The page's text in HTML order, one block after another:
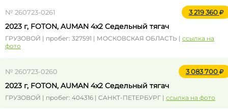
№ 260723-0261 3 219 360
2023 г, FOTON, AUMAN 4x2 Седельный тягач
ГРУЗОВОЙ | пробег: 327591 | МОСКОВСКАЯ ОБЛАСТЬ | ссылка на
фото
№ 260723-0260 3 083 700
2023 г, FOTON, AUMAN 4x2 Седельный тягач
ГРУЗОВОЙ | пробег: 404316 | САНКТ-ПЕТЕРБУРГ | ссылка на фото